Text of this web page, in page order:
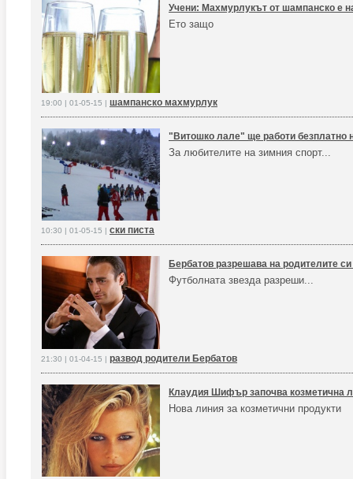
Учени: Махмурлукът от шампанско е
Ето защо
19:00 | 01-05-15 | шампанско махмурлук
"Витошко лале" ще работи безплатно
За любителите на зимния спорт...
10:30 | 01-05-15 | ски писта
Бербатов разрешава на родителите
Футболната звезда разреши...
21:30 | 01-04-15 | развод родители Бербатов
Клаудия Шифър започва козметична
Нова линия за козметични продукти